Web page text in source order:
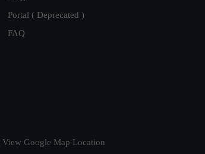
Portal ( Deprecated )
FAQ
View Google Map Location